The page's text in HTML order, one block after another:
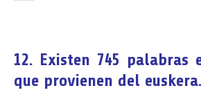
12. Existen 745 palabras
que provienen del euskera.